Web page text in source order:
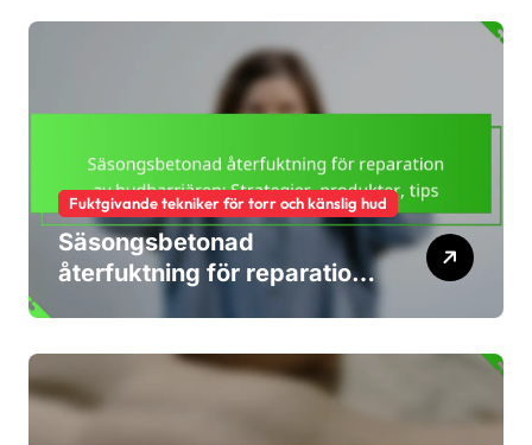
Fuktgivande tekniker för torr och känslig hud
Säsongsbetonad
återfuktning för reparation